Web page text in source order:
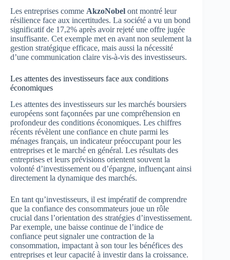
Les entreprises comme AkzoNobel ont montré leur
résilience face aux incertitudes. La société a vu un bond
significatif de 17,2% après avoir rejeté une offre jugée
insuffisante. Cet exemple met en avant non seulement la
gestion stratégique efficace, mais aussi la nécessité
d’une communication claire vis-à-vis des investisseurs.
Les attentes des investisseurs face aux conditions
économiques
Les attentes des investisseurs sur les marchés boursiers
européens sont façonnées par une compréhension en
profondeur des conditions économiques. Les chiffres
récents révèlent une confiance en chute parmi les
ménages français, un indicateur préoccupant pour les
entreprises et le marché en général. Les résultats des
entreprises et leurs prévisions orientent souvent la
volonté d’investissement ou d’épargne, influençant ainsi
directement la dynamique des marchés.
En tant qu’investisseurs, il est impératif de comprendre
que la confiance des consommateurs joue un rôle
crucial dans l’orientation des stratégies d’investissement.
Par exemple, une baisse continue de l’indice de
confiance peut signaler une contraction de la
consommation, impactant à son tour les bénéfices des
entreprises et leur capacité à investir dans la croissance.